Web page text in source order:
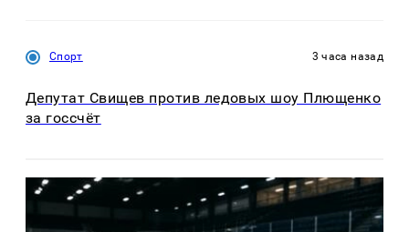
Спорт 3 часа назад
Депутат Свищев против ледовых шоу Плющенко
за госсчёт